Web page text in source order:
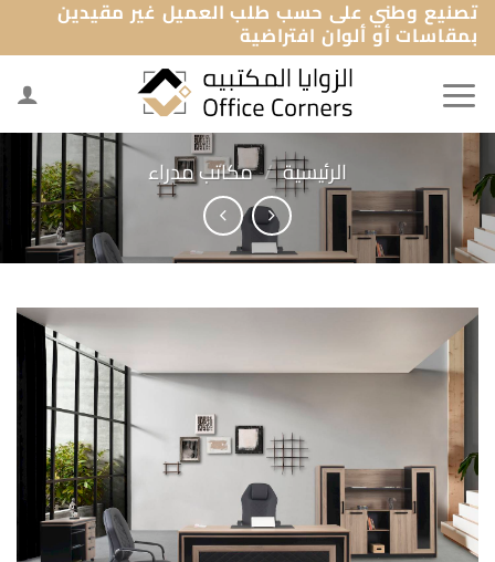
تخطي
للمحتوى
تصنيع وطني على حسب طلب العميل غير مقيدين
بمقاسات أو ألوان افتراضية
الرئيسية / مكاتب مدراء